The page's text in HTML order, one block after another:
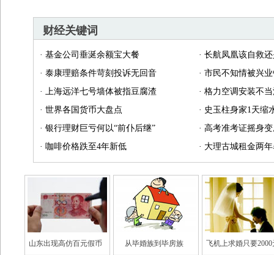
财经关键词
· 基金公司垂涎余额宝大餐 · 长航凤凰该自救
· 泰康理赔条件苛刻投诉无回音 · 市民不知情被兴
· 上海远洋七号墙体被指豆腐渣 · 格力空调安装不
· 世界各国货币大盘点 · 史玉柱身家1天缩
· 银行理财巨亏何以“前仆后继” · 高考准考证摇身
· 咖啡价格跌至4年新低 · 大理古城租金两
山东出现高仿百元假币 从毕婚族到毕房族 飞机上求婚只要2000